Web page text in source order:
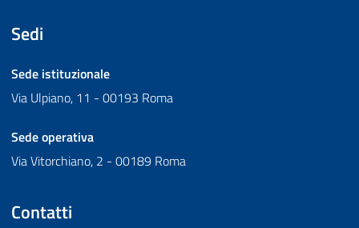
Sedi
Sede istituzionale
Via Ulpiano, 11 - 00193 Roma
Sede operativa
Via Vitorchiano, 2 - 00189 Roma
Contatti